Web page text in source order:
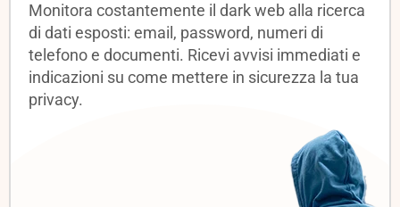
Monitora costantemente il dark web alla ricerca
di dati esposti: email, password, numeri di
telefono e documenti. Ricevi avvisi immediati e
indicazioni su come mettere in sicurezza la tua
privacy.